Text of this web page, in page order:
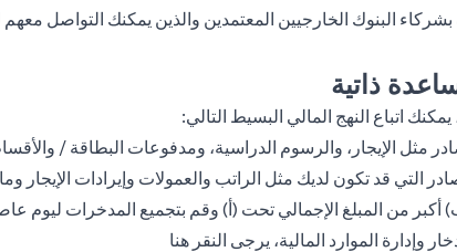
البنوك الخارجيين المعتمدين والذين يمكنك التواصل
ذاتية
اتباع النهج المالي البسيط التالي:
مثل الإيجار، والرسوم الدراسية، ومدفوعات البطاقة /
التي قد تكون لديك مثل الراتب والعمولات وإيرادات الإيجار
أكبر من المبلغ الإجمالي تحت (أ) وقم بتجميع المدخرات ليوم
وإدارة الموارد المالية، يرجى النقر هنا